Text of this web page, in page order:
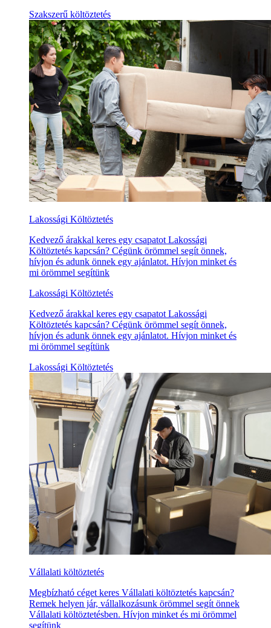
Szakszerű költöztetés
Lakossági Költöztetés
Kedvező árakkal keres egy csapatot Lakossági
Költöztetés kapcsán? Cégünk örömmel segít önnek,
hívjon és adunk önnek egy ajánlatot. Hívjon minket és
mi örömmel segítünk
Lakossági Költöztetés
Kedvező árakkal keres egy csapatot Lakossági
Költöztetés kapcsán? Cégünk örömmel segít önnek,
hívjon és adunk önnek egy ajánlatot. Hívjon minket és
mi örömmel segítünk
Lakossági Költöztetés
Vállalati költöztetés
Megbízható céget keres Vállalati költöztetés kapcsán?
Remek helyen jár, vállalkozásunk örömmel segít önnek
Vállalati költöztetésben. Hívjon minket és mi örömmel
segítünk